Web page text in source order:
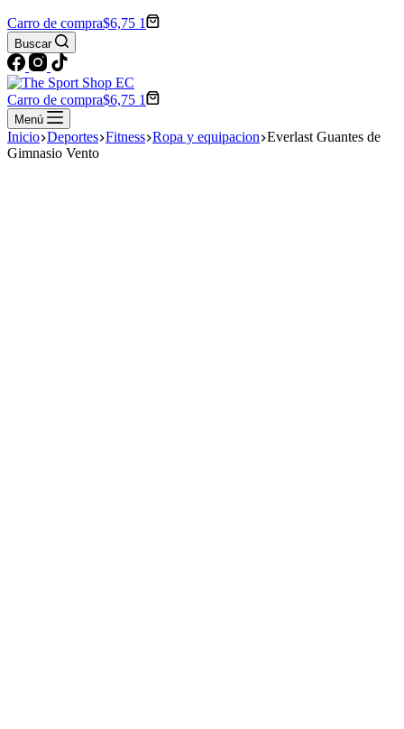
Carro de compra$6,75 1
Buscar
Carro de compra$6,75 1
Menú
Inicio Deportes Fitness Ropa y equipacion Everlast Guantes de
Gimnasio Vento